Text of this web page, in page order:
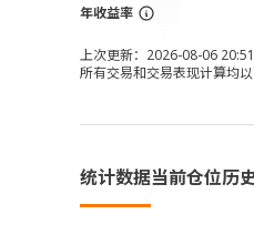
年收益率
上次更新：2026-08-06
所有交易和交易表现计算均
统计数据当前仓位历